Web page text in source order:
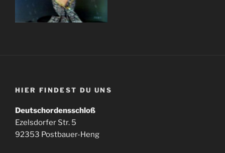
HIER FINDEST DU UNS
Deutschordensschloß
Ezelsdorfer Str. 5
92353 Postbauer-Heng